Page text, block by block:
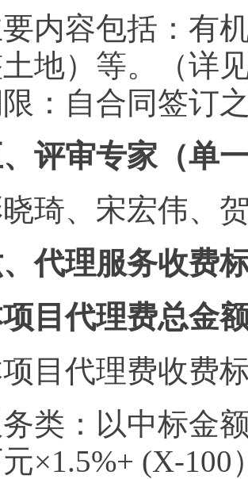
内容包括：有
地）等。（详
：自合同签订
评审专家（单
琦、宋宏伟、
代理服务收费
目代理费总金
目代理费收费
类：以中标金
×1.5%+ (X-100